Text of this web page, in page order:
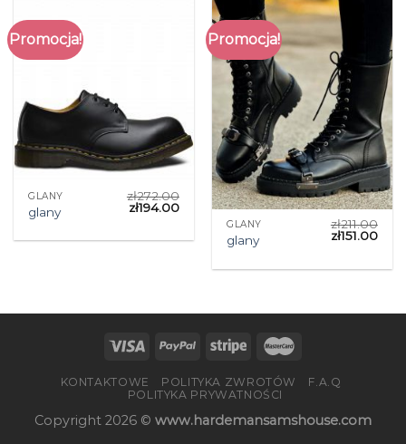
Promocja!
GLANY
glany
zł272.00
zł194.00
Promocja!
GLANY
glany
zł211.00
zł151.00
KONTAKTOWE POLITYKA ZWROTÓW
F.A.Q
POLITYKA PRYWATNOŚCI
Copyright 2026 © www.hardemansamshouse.com